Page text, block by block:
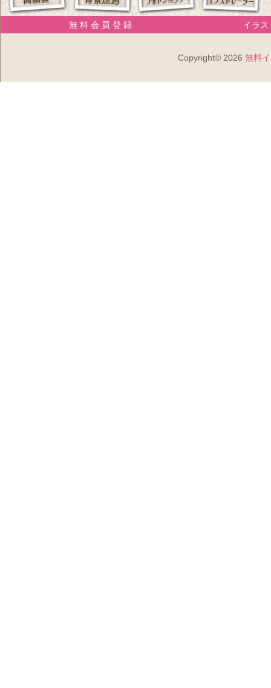
無 料 会 員 登 録 イラス
Copyright© 2026 無料